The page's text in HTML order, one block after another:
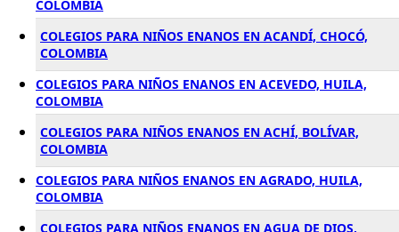
COLOMBIA
COLEGIOS PARA NIÑOS ENANOS EN ACANDÍ, CHOCÓ,
COLOMBIA
COLEGIOS PARA NIÑOS ENANOS EN ACEVEDO, HUILA,
COLOMBIA
COLEGIOS PARA NIÑOS ENANOS EN ACHÍ, BOLÍVAR,
COLOMBIA
COLEGIOS PARA NIÑOS ENANOS EN AGRADO, HUILA,
COLOMBIA
COLEGIOS PARA NIÑOS ENANOS EN AGUA DE DIOS,